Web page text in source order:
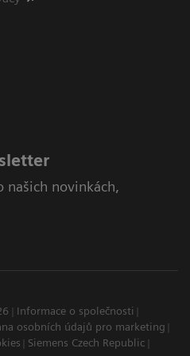
našich novinkách,
Informace o společnosti
osobních údajů pro marketing
Siemens Czech Republic